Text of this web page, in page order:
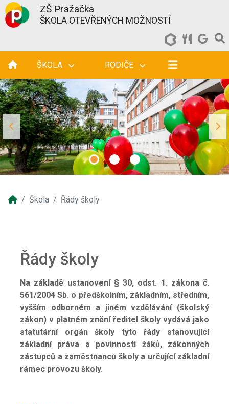
ZŠ Pražačka
ŠKOLA OTEVŘENÝCH MOŽNOSTÍ
ŠKOLA RODIČE
Škola Řády školy
Řády školy
Na základě ustanovení § 30, odst. 1. zákona č.
561/2004 Sb. o předškolním, základním, středním,
vyšším odborném a jiném vzdělávání (školský
zákon) v platném znění ředitel školy vydává jako
statutární orgán školy tyto řády stanovující
základní práva a povinnosti žáků, zákonných
zástupců a zaměstnanců školy a určující základní
rámec provozu školy.